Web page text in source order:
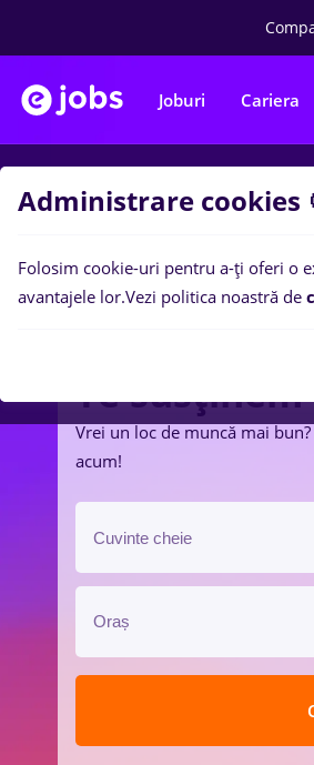
Joburi Cariera
Te
Vrei un loc de muncă mai bun?
acum!
Administrare cookies
Folosim cookie-uri pentru a-ți oferi o
avantajele lor.Vezi politica noastră de